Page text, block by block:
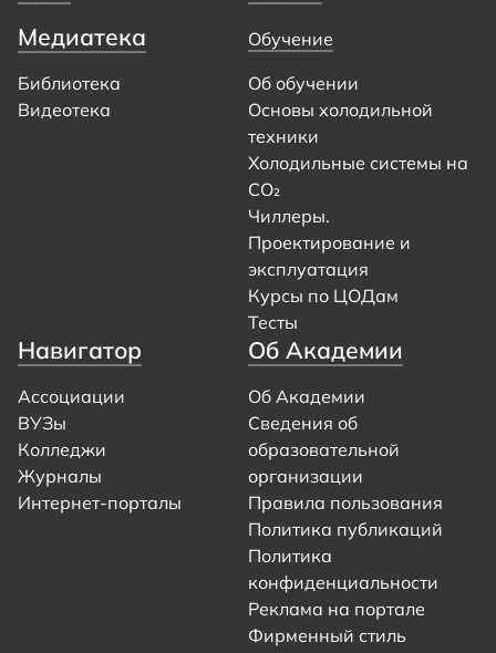
Медиатека
Библиотека
Видеотека
Обучение
Об обучении
Основы холодильной
техники
Холодильные системы на
CO₂
Чиллеры.
Проектирование и
эксплуатация
Курсы по ЦОДам
Тесты
Навигатор
Ассоциации
ВУЗы
Колледжи
Журналы
Интернет-порталы
Об Академии
Об Академии
Сведения об
образовательной
организации
Правила пользования
Политика публикаций
Политика
конфиденциальности
Реклама на портале
Фирменный стиль